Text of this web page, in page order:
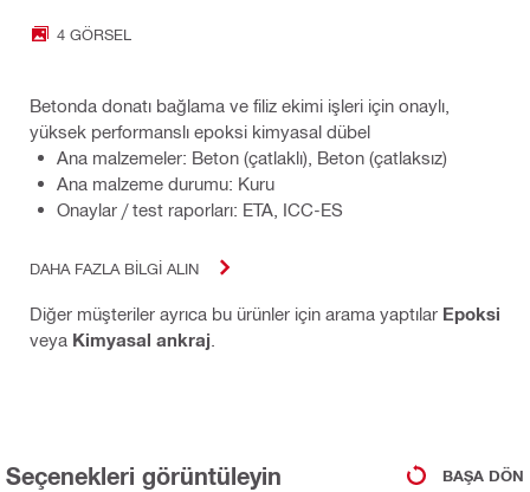
4 GÖRSEL
Betonda donatı bağlama ve filiz ekimi işleri için onaylı,
yüksek performanslı epoksi kimyasal dübel
Ana malzemeler: Beton (çatlaklı), Beton (çatlaksız)
Ana malzeme durumu: Kuru
Onaylar / test raporları: ETA, ICC-ES
DAHA FAZLA BILGI ALIN
Diğer müşteriler ayrıca bu ürünler için arama yaptılar Epoksi
veya Kimyasal ankraj
Seçenekleri görüntüleyin BAŞA DÖN